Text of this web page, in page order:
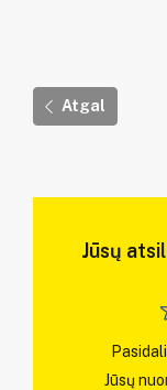
Atgal
Jūsų
Jūsų